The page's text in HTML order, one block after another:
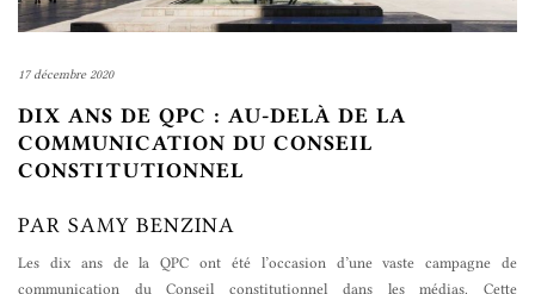
17 décembre 2020
DIX ANS DE QPC : AU-DELÀ DE LA
COMMUNICATION DU CONSEIL
CONSTITUTIONNEL
PAR SAMY BENZINA
Les dix ans de la QPC ont été l’occasion d’une vaste campagne de
communication du Conseil constitutionnel dans les médias. Cette